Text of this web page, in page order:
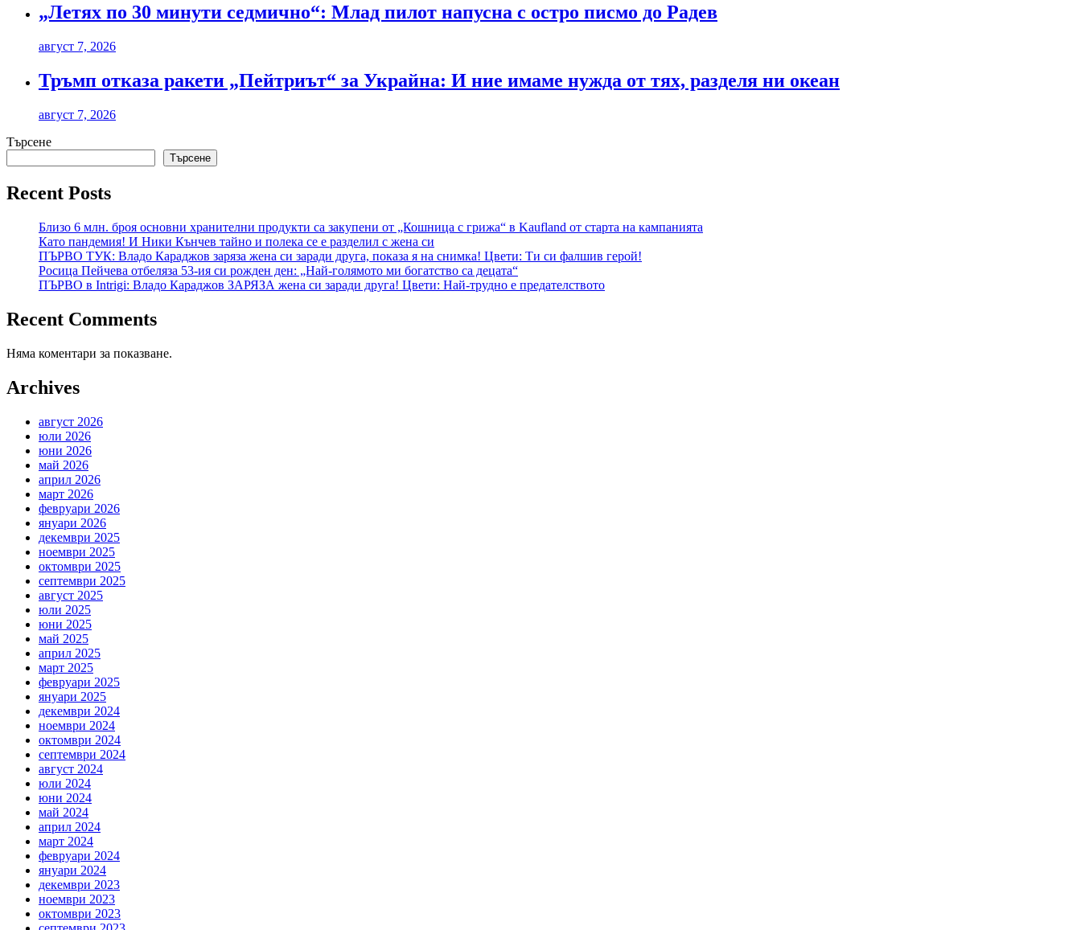
„Летях по 30 минути седмично“: Млад пилот напусна с остро писмо до Радев
август 7, 2026
Тръмп отказа ракети „Пейтриът“ за Украйна: И ние имаме нужда от тях, разделя ни океан
август 7, 2026
Търсене
Търсене
Recent Posts
Близо 6 млн. броя основни хранителни продукти са закупени от „Кошница с грижа“ в Kaufland от старта на кампанията
Като пандемия! И Ники Кънчев тайно и полека се е разделил с жена си
ПЪРВО ТУК: Владо Караджов заряза жена си заради друга, показа я на снимка! Цвети: Ти си фалшив герой!
Росица Пейчева отбеляза 53-ия си рожден ден: „Най-голямото ми богатство са децата“
ПЪРВО в Intrigi: Владо Караджов ЗАРЯЗА жена си заради друга! Цвети: Най-трудно е предателството
Recent Comments
Няма коментари за показване.
Archives
август 2026
юли 2026
юни 2026
май 2026
април 2026
март 2026
февруари 2026
януари 2026
декември 2025
ноември 2025
октомври 2025
септември 2025
август 2025
юли 2025
юни 2025
май 2025
април 2025
март 2025
февруари 2025
януари 2025
декември 2024
ноември 2024
октомври 2024
септември 2024
август 2024
юли 2024
юни 2024
май 2024
април 2024
март 2024
февруари 2024
януари 2024
декември 2023
ноември 2023
октомври 2023